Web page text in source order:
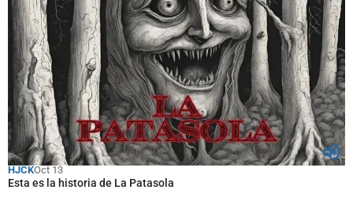
HJCKOct 13
Esta es la historia de La Patasola